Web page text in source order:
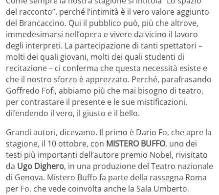
del racconto”, perché l’intimità è il vero valore aggiunto
del Brancaccino. Qui il pubblico può, più che altrove,
immedesimarsi nell’opera e vivere da vicino il lavoro
degli interpreti. La partecipazione di tanti spettatori –
molti dei quali giovani, molti dei quali studenti di
recitazione – ci conferma che questa necessità esiste e
che il nostro sforzo è apprezzato. Perché, parafrasando
Goffredo Fofi, abbiamo più che mai bisogno di teatro,
per contrastare il presente e le sue mistificazioni,
difendendo il vero, il giusto e il bello.
Grandi autori, dicevamo. Il primo è Dario Fo, che apre la
stagione, il 10 ottobre, con MISTERO BUFFO, uno dei
testi più importanti dell’autore premio Nobel, rivisitato
da Ugo Dighero, in una produzione del Teatro nazionale
di Genova. Mistero Buffo fa parte della rassegna Roma
per Fo, che vede coinvolta anche la Sala Umberto.